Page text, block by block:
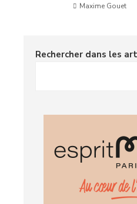
Maxime Gouet
Rechercher dans les